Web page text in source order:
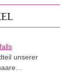
unserer